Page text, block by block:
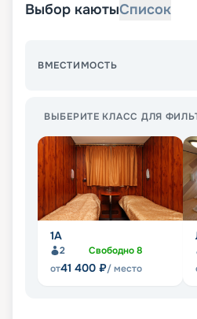
Выбор каютыСписок
ВМЕСТИМОСТЬ
ВЫБЕРИТЕ КЛАСС ДЛЯ
1А
2 Свободно8
от41 400 ₽/ место